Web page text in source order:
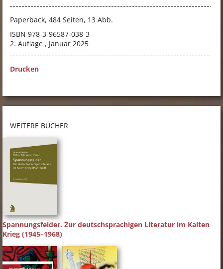
Paperback, 484 Seiten, 13 Abb.
ISBN 978-3-96587-038-3
2. Auflage , Januar 2025
Drucken
WEITERE BÜCHER
Spannungsfelder. Zur deutschsprachigen Literatur im Kalten
Krieg (1945–1968)